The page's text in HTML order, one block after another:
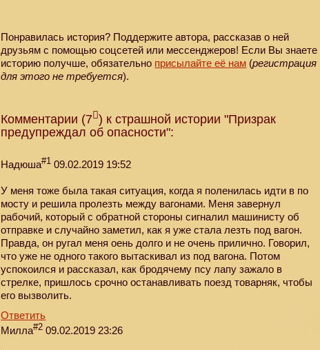
Понравилась история? Поддержите автора, рассказав о ней
друзьям с помощью соцсетей или мессенджеров! Если Вы знаете
историю получше, обязательно присылайте её нам (регистрация
для этого не требуется).
Комментарии (7 ) к страшной истории "Призрак
предупреждал об опасности":
Надюша#1 09.02.2019 19:52
У меня тоже была такая ситуация, когда я поленилась идти в по
мосту и решила пролезть между вагонами. Меня завернул
рабочий, который с обратной стороны сигналил машинисту об
отправке и случайно заметил, как я уже стала лезть под вагон.
Правда, он ругал меня оень долго и не очень прилично. Говорил,
что уже не одного такого вытаскивал из под вагона. Потом
успокоился и рассказал, как бродячему псу лапу зажало в
стрелке, пришлось срочно останавливать поезд товарняк, чтобы
его вызволить.
Ответить
Милла#2 09.02.2019 23:26